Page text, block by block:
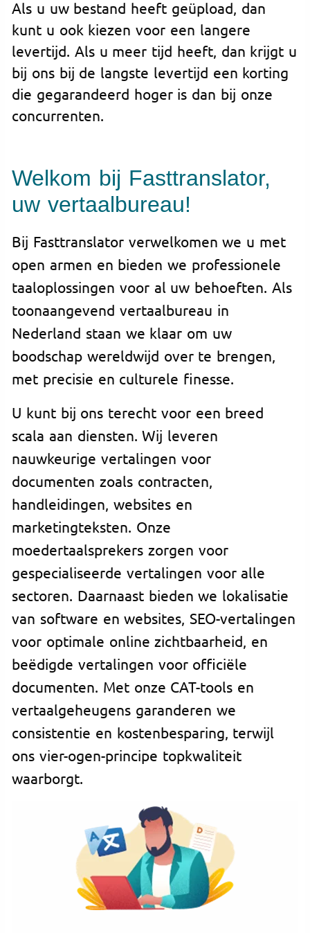
Als u uw bestand heeft geüpload, dan
kunt u ook kiezen voor een langere
levertijd. Als u meer tijd heeft, dan krijgt u
bij ons bij de langste levertijd een korting
die gegarandeerd hoger is dan bij onze
concurrenten.
Welkom bij Fasttranslator,
uw vertaalbureau!
Bij Fasttranslator verwelkomen we u met
open armen en bieden we professionele
taaloplossingen voor al uw behoeften. Als
toonaangevend vertaalbureau in
Nederland staan we klaar om uw
boodschap wereldwijd over te brengen,
met precisie en culturele finesse.
U kunt bij ons terecht voor een breed
scala aan diensten. Wij leveren
nauwkeurige vertalingen voor
documenten zoals contracten,
handleidingen, websites en
marketingteksten. Onze
moedertaalsprekers zorgen voor
gespecialiseerde vertalingen voor alle
sectoren. Daarnaast bieden we lokalisatie
van software en websites, SEO-vertalingen
voor optimale online zichtbaarheid, en
beëdigde vertalingen voor officiële
documenten. Met onze CAT-tools en
vertaalgeheugens garanderen we
consistentie en kostenbesparing, terwijl
ons vier-ogen-principe topkwaliteit
waarborgt.